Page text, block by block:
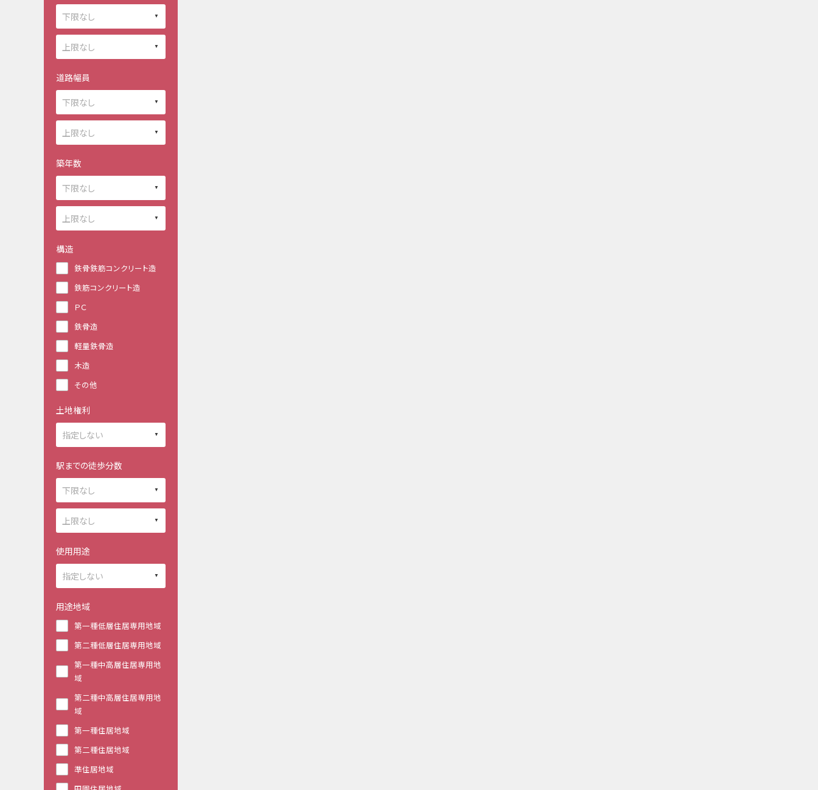
道路幅員
築年数
構造
鉄骨鉄筋コンクリート造
鉄筋コンクリート造
ＰＣ
鉄骨造
軽量鉄骨造
木造
その他
土地権利
駅までの徒歩分数
使用用途
用途地域
第一種低層住居専用地域
第二種低層住居専用地域
第一種中高層住居専用地
域
第二種中高層住居専用地
域
第一種住居地域
第二種住居地域
準住居地域